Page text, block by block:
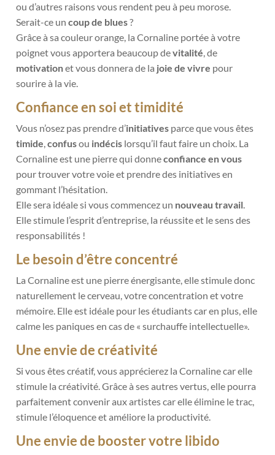
ou d’autres raisons vous rendent peu à peu morose.
Serait-ce uncoup de blues?
Grâce à sa couleur orange, la Cornaline portée à votre
poignet vous apportera beaucoup devitalité, de
motivationet vous donnera de la joie de vivre pour
sourire à la vie.
Confiance en soi et timidité
Vous n’osez pas prendre d’initiatives parce que vous êtes
timide,confusou indécis lorsqu’il faut faire un choix. La
Cornaline est une pierre qui donneconfiance en vous
pour trouver votre voie et prendre des initiatives en
gommant l’hésitation.
Elle sera idéale si vous commencez un nouveau travail.
Elle stimule l’esprit d’entreprise, la réussite et le sens des
responsabilités !
Le besoin d’être concentré
La Cornaline est une pierre énergisante, elle stimule donc
naturellement le cerveau, votre concentration et votre
mémoire. Elle est idéale pour les étudiants car en plus, elle
calme les paniques en cas de « surchauffe intellectuelle».
Une envie de créativité
Si vous êtes créatif, vous apprécierez la Cornaline car elle
stimule la créativité. Grâce à ses autres vertus, elle pourra
parfaitement convenir aux artistes car elle élimine le trac,
stimule l’éloquence et améliore la productivité.
Une envie de booster votre libido